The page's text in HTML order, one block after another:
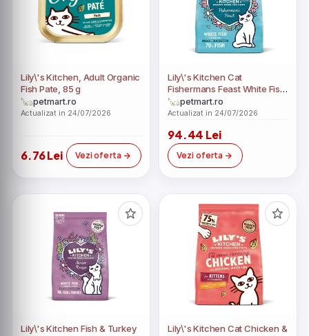
Lily\'s Kitchen, Adult Organic
Fish Pate, 85 g
petmart.ro
Actualizat in 24/07/2026
6.76 Lei Vezi oferta
Lily\'s Kitchen Cat
Fishermans Feast White Fish
With Salmon Dry Food, 800 g
petmart.ro
Actualizat in 24/07/2026
94.44 Lei
Vezi oferta
Lily\'s Kitchen Fish & Turkey
Lily\'s Kitchen Cat Chicken &